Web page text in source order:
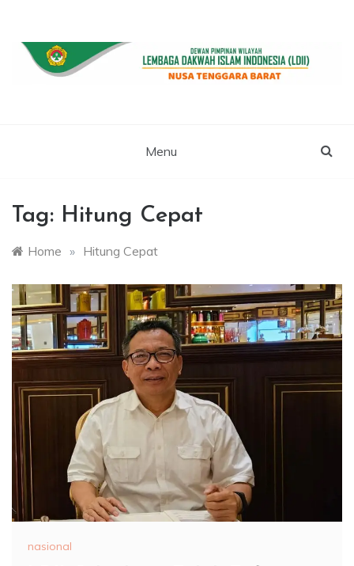
content
TENGGARA
BARAT
Menu
Tag: Hitung Cepat
Home » Hitung Cepat
nasional